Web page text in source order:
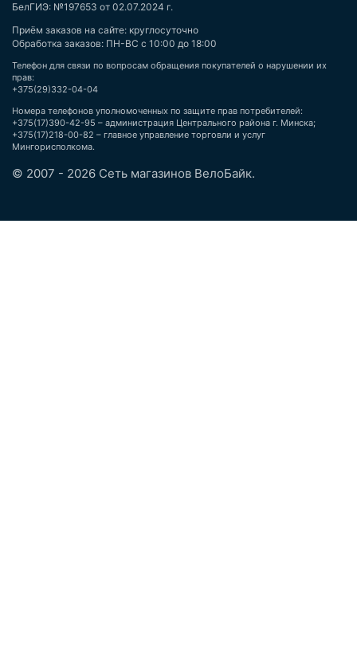
БелГИЭ: №197653 от 02.07.2024 г.
Приём заказов на сайте: круглосуточно
Обработка заказов: ПН-ВС с 10:00 до 18:00
Телефон для связи по вопросам обращения покупателей о нарушении их
прав:
+375(29)332-04-04
Номера телефонов уполномоченных по защите прав потребителей:
+375(17)390-42-95 – администрация Центрального района г. Минска;
+375(17)218-00-82 – главное управление торговли и услуг
Мингорисполкома.
© 2007 - 2026 Сеть магазинов ВелоБайк.